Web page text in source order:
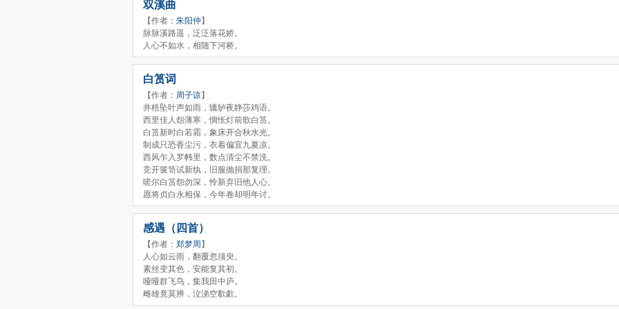
双溪曲
【作者： 朱阳仲】
脉脉溪路遥，泛泛落花娇。
人心不如水，相随下河桥。
白筼词
【作者： 周子谅】
井梧坠叶声如雨，辘轳夜静莎鸡语。
西里佳人怨薄寒，惆怅灯前歌白筼。
白筼新时白若霜，象床开合秋水光。
制成只恐香尘污，衣着偏宜九夏凉。
西风乍入罗帏里，数点清尘不禁洗。
竞开箧笥试新纨，旧服抛捐那复理。
嗟尔白筼怨勿深，怜新弃旧他人心。
愿将贞白永相保，今年卷却明年讨。
感遇（四首）
【作者： 郑梦周】
人心如云雨，翻覆忽须臾。
素丝变其色，安能复其初。
哑哑群飞鸟，集我田中庐。
雌雄竟莫辨，泣涕空欷歔。